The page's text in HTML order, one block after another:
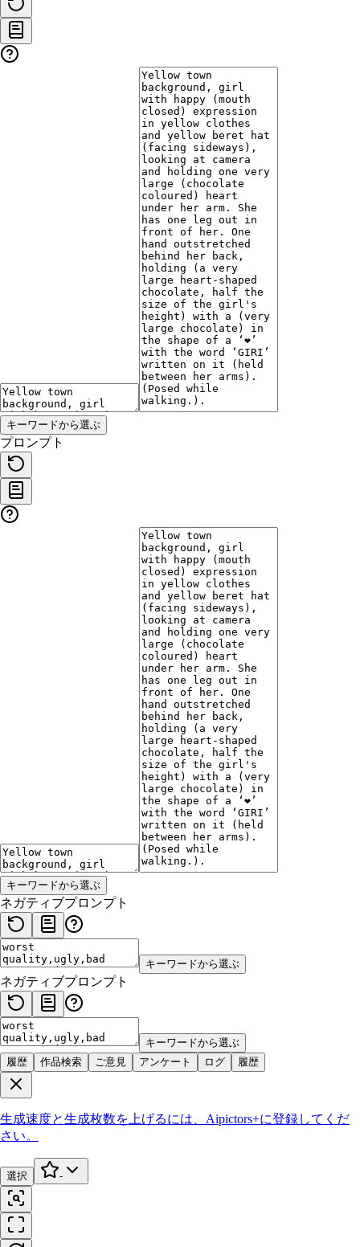
キーワードから選ぶ
プロンプト
キーワードから選ぶ
ネガティブプロンプト
キーワードから選ぶ
ネガティブプロンプト
キーワードから選ぶ
履歴
作品検索 ご意見 アンケート ログ 履歴
生成速度と生成枚数を上げるには、 Aipictors+に登録してくだ
さい。
選択 -